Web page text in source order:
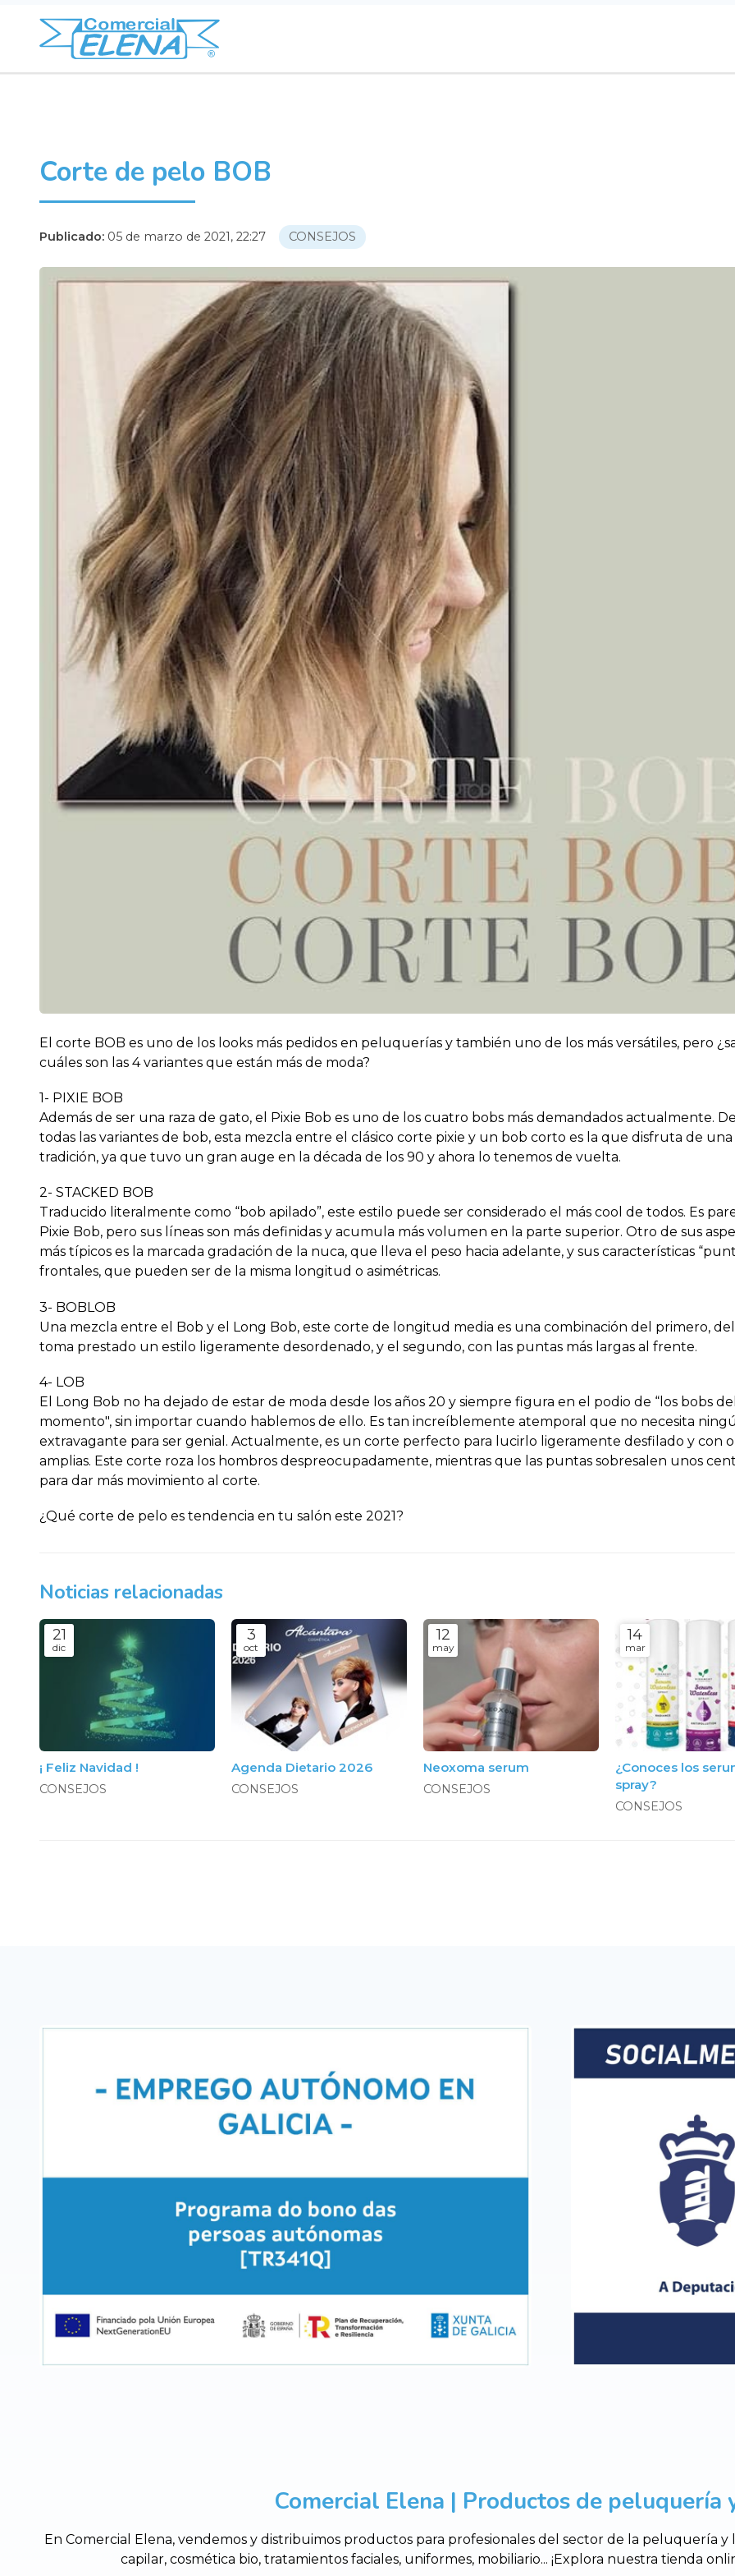
Corte de pelo BOB
Publicado: 05 de marzo de 2021, 22:27 CONSEJOS
El corte BOB es uno de los looks más pedidos en peluquerías y también uno de los más versátiles, pero
cuáles son las 4 variantes que están más de moda?
1- PIXIE BOB
Además de ser una raza de gato, el Pixie Bob es uno de los cuatro bobs más demandados actualmente.
todas las variantes de bob, esta mezcla entre el clásico corte pixie y un bob corto es la que disfruta de
tradición, ya que tuvo un gran auge en la década de los 90 y ahora lo tenemos de vuelta.
2- STACKED BOB
Traducido literalmente como “bob apilado”, este estilo puede ser considerado el más cool de todos. Es
Pixie Bob, pero sus líneas son más definidas y acumula más volumen en la parte superior. Otro de sus
más típicos es la marcada gradación de la nuca, que lleva el peso hacia adelante, y sus características
frontales, que pueden ser de la misma longitud o asimétricas.
3- BOBLOB
Una mezcla entre el Bob y el Long Bob, este corte de longitud media es una combinación del primero,
toma prestado un estilo ligeramente desordenado, y el segundo, con las puntas más largas al frente.
4- LOB
El Long Bob no ha dejado de estar de moda desde los años 20 y siempre figura en el podio de “los bobs
momento", sin importar cuando hablemos de ello. Es tan increíblemente atemporal que no necesita
extravagante para ser genial. Actualmente, es un corte perfecto para lucirlo ligeramente desfilado y con
amplias. Este corte roza los hombros despreocupadamente, mientras que las puntas sobresalen unos
para dar más movimiento al corte.
¿Qué corte de pelo es tendencia en tu salón este 2021?
Noticias relacionadas
21
dic
¡ Feliz Navidad !
CONSEJOS
3
oct
Agenda Dietario 2026
CONSEJOS
12
may
Neoxoma serum
CONSEJOS
14
mar
¿Conoces los
spray?
CONSEJOS
Comercial Elena | Productos de peluquería
En Comercial Elena, vendemos y distribuimos productos para profesionales del sector de la peluquería
capilar, cosmética bio, tratamientos faciales, uniformes, mobiliario... ¡Explora nuestra tienda